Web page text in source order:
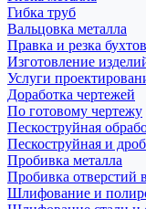
Гибка труб
Вальцовка металла
Правка и резка
Изготовление
Услуги
Доработка чертежей
По готовому чертежу
Пескоструйная
Пескоструйная и
Пробивка металла
Пробивка отверстий
Шлифование и